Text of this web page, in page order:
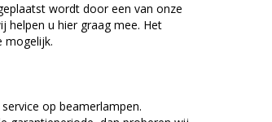
wordt door een van onze
helpen u hier graag mee. Het
mogelijk.
op beamerlampen.